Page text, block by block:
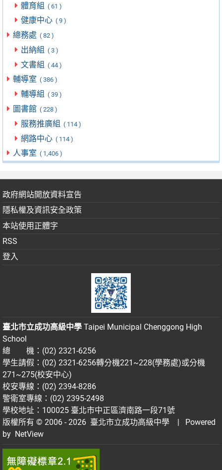
體育組 ( 61 )
健康中心 ( 9 )
總務處 ( 82 )
出納組 ( 3 )
文書組 ( 44 )
輔導室 ( 386 )
輔導組 ( 39 )
圖書館 ( 228 )
服務推廣組 ( 114 )
網路中心 ( 114 )
人事室 ( 1,406 )
政府網站開放資料宣告
隱私權及資訊安全政策
本站使用正體字
RSS
登入
臺北市立成功高級中學 Taipei Municipal Chenggong High
School
總 機：(02) 2321-6256
學生請假：(02) 2321-6256轉分機221~228(學務處)或分機
271~275(校安中心)
校安專線：(02) 2394-8286
警衛室專線：(02) 2395-2498
學校地址：100025 臺北市中正區濟南路一段71號
版權所有 © 2006 - 2026 臺北市立成功高級中學
| Powered
by NetView